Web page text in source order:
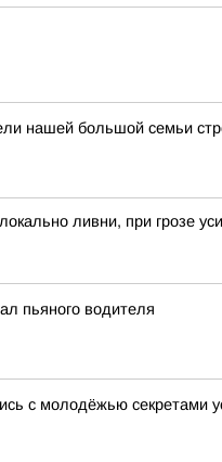
большой семьи
ливни, при грозе
пьяного водителя
с молодёжью секретами